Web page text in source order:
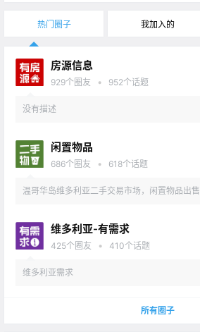
热门圈子 我加入的
房源信息
929个圈友 • 952个话题
没有描述
闲置物品
686个圈友 • 618个话题
温哥华岛维多利亚二手交易市场，闲置物品出售
维多利亚-有需求
425个圈友 • 410个话题
维多利亚需求
所有圈子